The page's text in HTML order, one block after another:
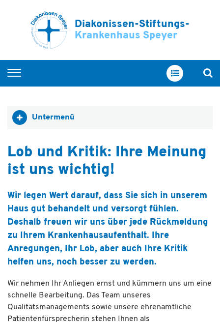
Diakonissen-Stiftungs-
Krankenhaus Speyer
Home
Ihr Aufenthalt
Über uns
Untermenü
Lob und Kritik: Ihre Meinung
ist uns wichtig!
Wir legen Wert darauf, dass Sie sich in unserem
Haus gut behandelt und versorgt fühlen.
Deshalb freuen wir uns über jede Rückmeldung
zu Ihrem Krankenhausaufenthalt. Ihre
Anregungen, Ihr Lob, aber auch Ihre Kritik
helfen uns, noch besser zu werden.
Wir nehmen Ihr Anliegen ernst und kümmern uns um eine
schnelle Bearbeitung. Das Team unseres
Qualitätsmanagements sowie unsere ehrenamtliche
Patientenfürsprecherin stehen Ihnen als